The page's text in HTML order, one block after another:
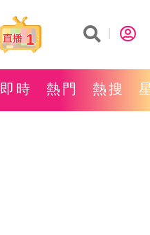
1
即時 熱門 熱搜